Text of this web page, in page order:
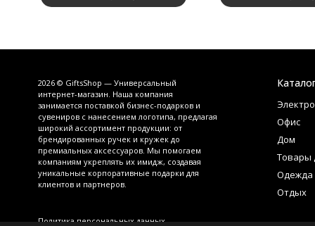
2026 © GiftsShop — Универсальный
интернет-магазин. Наша компания
занимается поставкой бизнес-подарков и
сувениров с нанесением логотипа, предлагая
широкий ассортимент продукции: от
брендированных ручек и кружек до
премиальных аксессуаров. Мы помогаем
компаниям укреплять их имидж, создавая
уникальные корпоративные подарки для
клиентов и партнеров.
Политика персональных данных
Офис
Дом
Товары
Одежда
Отдых